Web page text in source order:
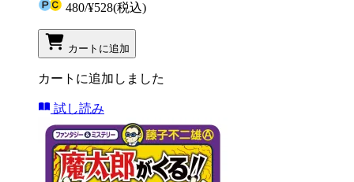
480/¥528(税込)
カートに追加
カートに追加しました
試し読み